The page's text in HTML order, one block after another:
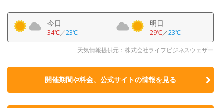
今日
34℃／23℃
明日
29℃／23℃
天気情報提供元：株式会社ライフビジネスウェザー
開催期間や料金、公式サイトの情報を見る